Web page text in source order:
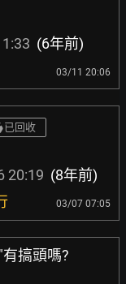
(6年前)
03/11 20:06
已回收
20:19 (8年前)
03/07 07:05
搞頭嗎?